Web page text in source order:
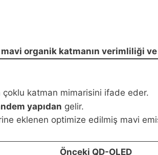
mavi organik katmanın verimliliği ve
çoklu katman mimarisini ifade eder.
yapıdan gelir.
eklenen optimize edilmiş mavi
Önceki QD-OLED